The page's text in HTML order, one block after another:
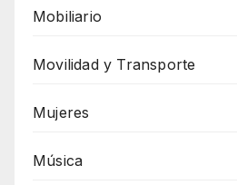
Mobiliario
Movilidad y Transporte
Mujeres
Música